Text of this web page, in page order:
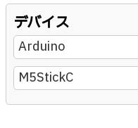
デバイス
Arduino
M5StickC